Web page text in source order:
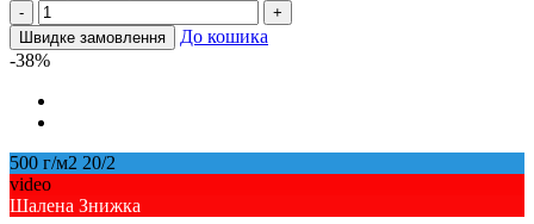
-
+
Швидке замовлення
До кошика
-38%
500 г/м2 20/2
video
Шалена Знижка